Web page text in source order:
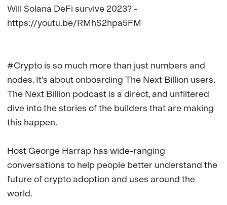
Will Solana DeFi survive 2023? -
https://youtu.be/RMhS2hpa5FM
#Crypto is so much more than just numbers and
nodes. It’s about onboarding The Next Billion users.
The Next Billion podcast is a direct, and unfiltered
dive into the stories of the builders that are making
this happen.
Host George Harrap has wide-ranging
conversations to help people better understand the
future of crypto adoption and uses around the
world.